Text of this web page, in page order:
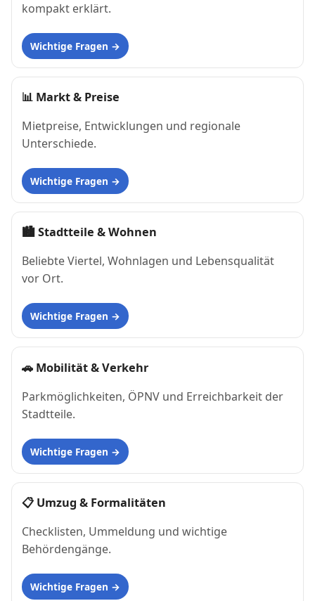
kompakt erklärt.
Wichtige Fragen
📊 Markt & Preise
Mietpreise, Entwicklungen und regionale
Unterschiede.
Wichtige Fragen
🏙Stadtteile & Wohnen
Beliebte Viertel, Wohnlagen und Lebensqualität
vor Ort.
Wichtige Fragen
🚗 Mobilität & Verkehr
Parkmöglichkeiten, ÖPNV und Erreichbarkeit der
Stadtteile.
Wichtige Fragen
📋 Umzug & Formalitäten
Checklisten, Ummeldung und wichtige
Behördengänge.
Wichtige Fragen